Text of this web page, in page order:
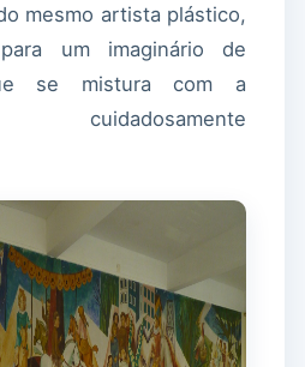
mesmo artista plástico,
um imaginário de
se mistura com a
cuidadosamente